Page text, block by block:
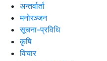
अन्तर्वार्ता
मनोरञ्जन
सूचना-प्रविधि
कृषि
विचार